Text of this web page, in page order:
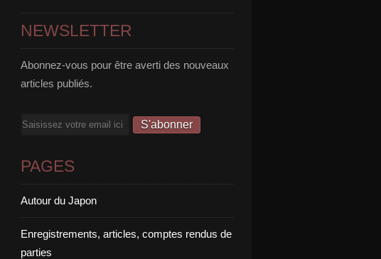
NEWSLETTER
Abonnez-vous pour être averti des nouveaux
articles publiés.
Email
PAGES
Autour du Japon
Enregistrements, articles, comptes rendus de
parties